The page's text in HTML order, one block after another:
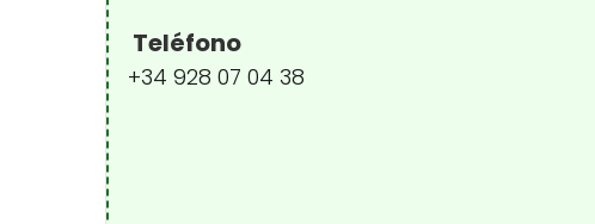
Teléfono
+34 928 07 04 38